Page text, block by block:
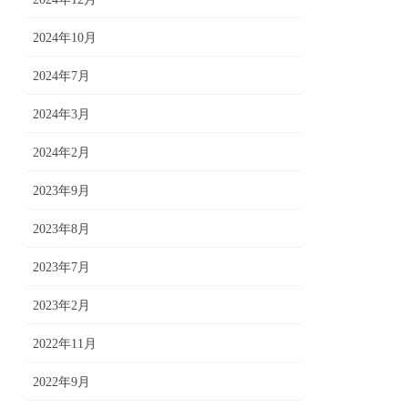
2024年10月
2024年7月
2024年3月
2024年2月
2023年9月
2023年8月
2023年7月
2023年2月
2022年11月
2022年9月